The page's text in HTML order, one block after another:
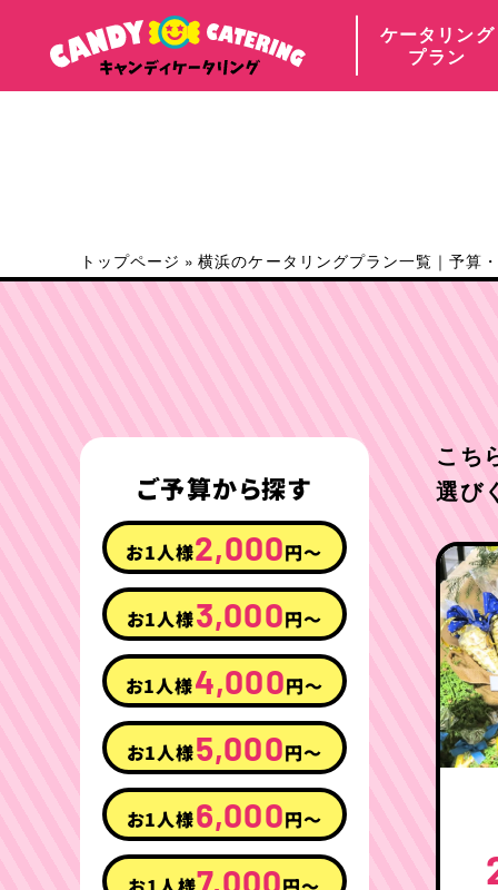
ケータリング
プラン
トップページ »横浜のケータリングプラン一覧｜予算
ご予算から探す
お1人様2,000円〜
お1人様3,000円〜
お1人様4,000円〜
お1人様5,000円〜
お1人様6,000円〜
7,000
こち
選び